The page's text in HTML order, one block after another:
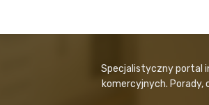
Specjalistyczny portal
komercyjnych. Porady,